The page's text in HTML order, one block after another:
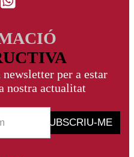
per a estar
nostra actualitat
SUBSCRIU-ME